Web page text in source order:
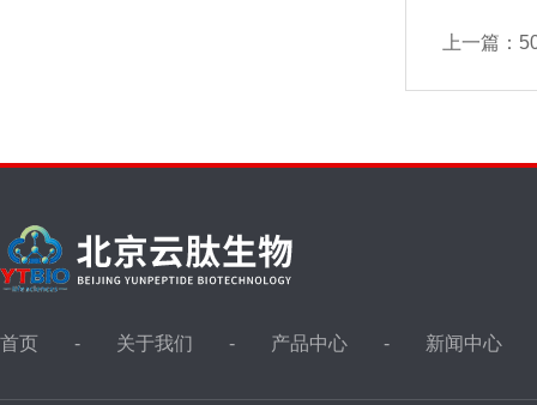
上一篇：
首页 关于我们 产品中心 新闻中心